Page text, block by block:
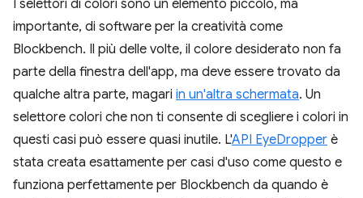
I selettori di colori sono un elemento piccolo, ma
importante, di software per la creatività come
Blockbench. Il più delle volte, il colore desiderato non fa
parte della finestra dell'app, ma deve essere trovato da
qualche altra parte, magari in un'altra schermata. Un
selettore colori che non ti consente di scegliere i colori in
questi casi può essere quasi inutile. L'API EyeDropper è
stata creata esattamente per casi d'uso come questo e
funziona perfettamente per Blockbench da quando è